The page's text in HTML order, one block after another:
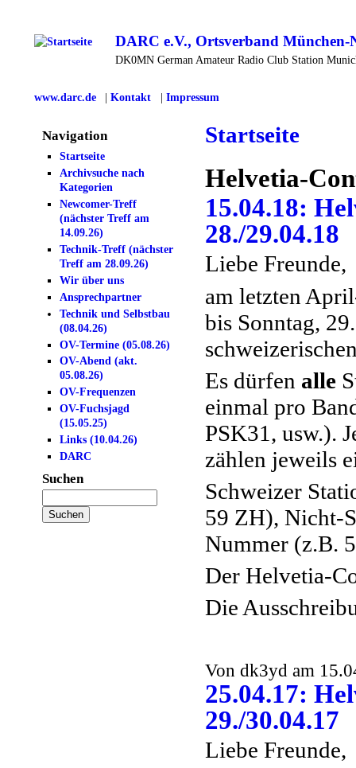
DARC e.V., Ortsverband München-
DK0MN German Amateur Radio Club Station
www.darc.de |Kontakt | Impressum
Navigation
Startseite
Archivsuche nach
Kategorien
Newcomer-Treff
(nächster Treff am
14.09.26)
Technik-Treff (nächster
Treff am 28.09.26)
Wir über uns
Ansprechpartner
Technik und Selbstbau
(08.04.26)
OV-Termine (05.08.26)
OV-Abend (akt.
05.08.26)
OV-Frequenzen
OV-Fuchsjagd
(15.05.25)
Links (10.04.26)
DARC
Suchen
Startseite
Helvetia-
15.04.18:
28./29.04.18
Liebe Freunde,
am letzten
bis Sonntag,
Es dürfen alle
einmal pro
PSK31, usw.).
zählen jeweils
Schweizer
59 ZH), Nicht-
Nummer (z.B.
Der Helvetia-
Die
Von dk3yd am
25.04.17:
29./30.04.17
Liebe Freunde,